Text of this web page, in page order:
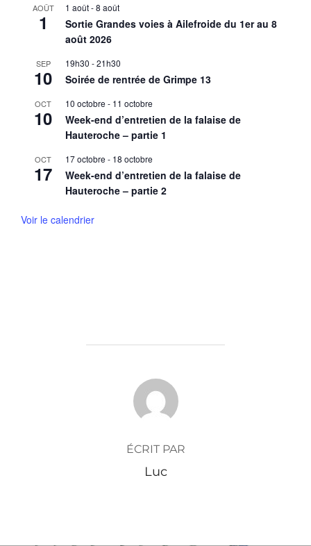
AOÛT
1
1 août-8 août
Sortie Grandes voies à Ailefroide du 1er au 8
août 2026
SEP
10
19h30 -21h30
Soirée de rentrée de Grimpe 13
OCT
10
10 octobre - 11 octobre
Week-end d’entretien de la falaise de
Hauteroche – partie 1
OCT
17
17 octobre - 18 octobre
Week-end d’entretien de la falaise de
Hauteroche – partie 2
Voir le calendrier
AUTEUR DE LA PUBLICATION
ÉCRIT PAR
Luc